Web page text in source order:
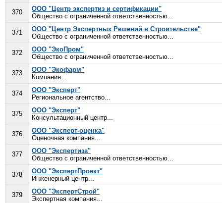
370
ООО "Центр экспертиз и сертификации"
Общество с ограниченной ответственностью...
371
ООО "Центр Экспертных Решений в Строительстве"
Общество с ограниченной ответственностью...
372
ООО "ЭкоПром"
Общество с ограниченной ответственностью...
373
ООО "Экофарм"
Компания...
374
ООО "Эксперт"
Региональное агентство...
375
ООО "Эксперт"
Консультационный центр...
376
ООО "Эксперт-оценка"
Оценочная компания...
377
ООО "Экспертиза"
Общество с ограниченной ответственностью...
378
ООО "ЭкспертПроект"
Инженерный центр...
379
ООО "ЭкспертСтрой"
Экспертная компания...